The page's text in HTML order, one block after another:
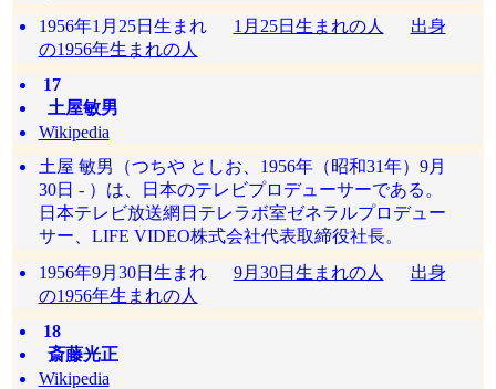
1956年1月25日生まれ 1月25日生まれの人
出身
の1956年生まれの人
17
土屋敏男
Wikipedia
土屋 敏男（つちや としお、1956年（昭和31年）9月
30日 - ）は、日本のテレビプロデューサーである。
日本テレビ放送網日テレラボ室ゼネラルプロデュー
サー、LIFE VIDEO株式会社代表取締役社長。
1956年9月30日生まれ 9月30日生まれの人
出身
の1956年生まれの人
18
斎藤光正
Wikipedia